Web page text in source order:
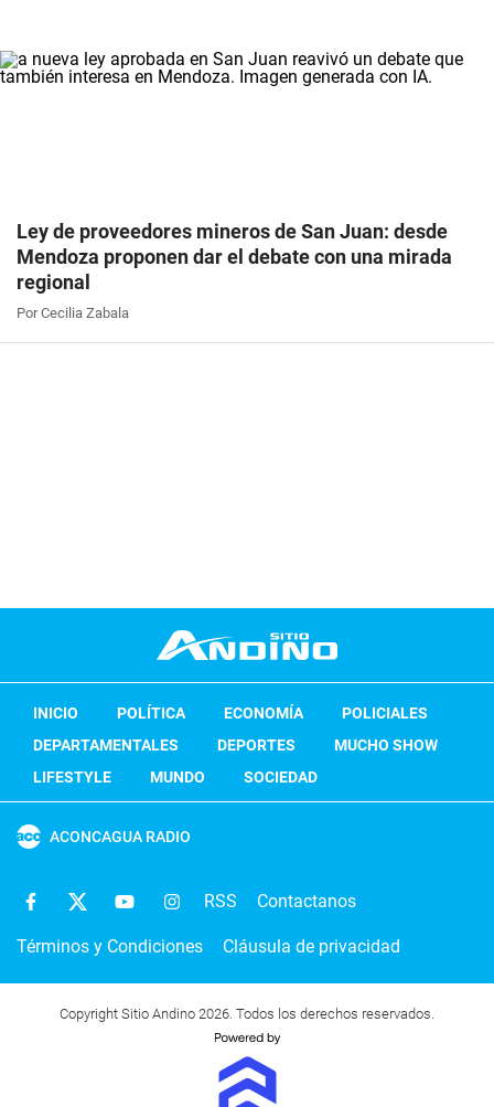
Ley de proveedores mineros de San Juan: desde
Mendoza proponen dar el debate con una mirada
regional
Por Cecilia Zabala
INICIO POLÍTICA ECONOMÍA
POLICIALES
DEPARTAMENTALES
DEPORTES
MUCHO SHOW
LIFESTYLE
MUNDO SOCIEDAD
ACONCAGUA RADIO
RSS Contactanos
Términos y Condiciones Cláusula de privacidad
Copyright Sitio Andino 2026. Todos los derechos reservados.